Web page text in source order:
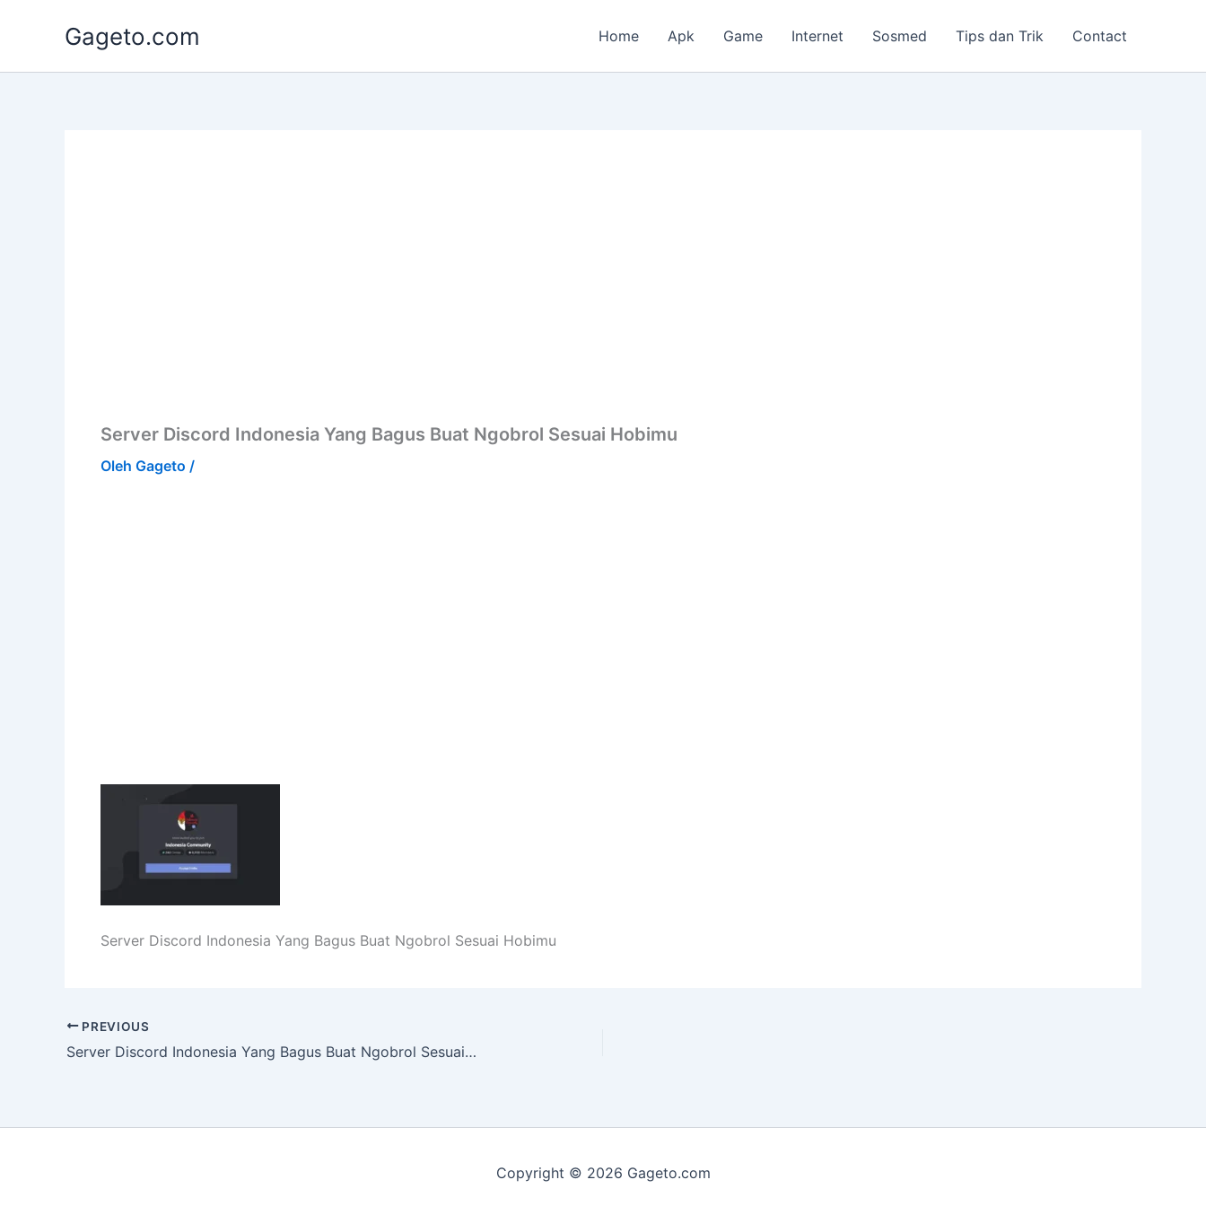
Gageto.com Home Apk Game Internet Sosmed Tips dan Trik Contact
Server Discord Indonesia Yang Bagus Buat Ngobrol Sesuai Hobimu
Oleh Gageto /
Server Discord Indonesia Yang Bagus Buat Ngobrol Sesuai Hobimu
PREVIOUS
Server Discord Indonesia Yang Bagus Buat Ngobrol Sesuai Hobimu
Copyright © 2026 Gageto.com